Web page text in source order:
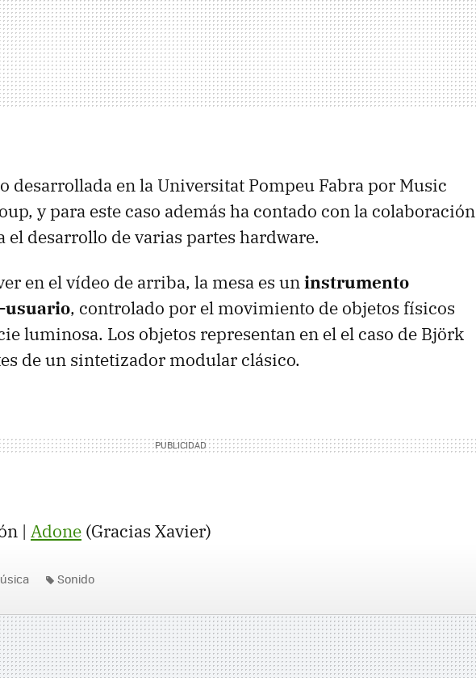
desarrollada en la Universitat Pompeu Fabra por Music
y para este caso además ha contado con la colaboración
el desarrollo de varias partes hardware.
en el vídeo de arriba, la mesa es uninstrumento
, controlado por el movimiento de objetos físicos
luminosa. Los objetos representan en el el caso de Björk
de un sintetizador modular clásico.
| Adone (Gracias Xavier)
Sonido